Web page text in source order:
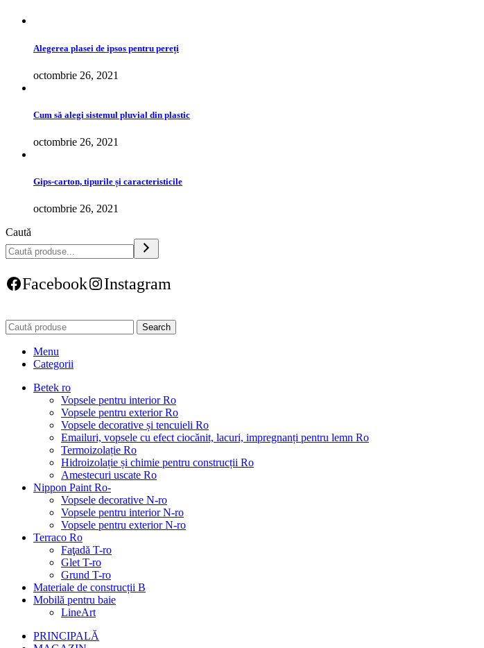
Alegerea plasei de ipsos pentru pereți
octombrie 26, 2021
Cum să alegi sistemul pluvial din plastic
octombrie 26, 2021
Gips-carton, tipurile și caracteristicile
octombrie 26, 2021
Caută
Facebook Instagram
Search
Menu
Categorii
Betek ro
Vopsele pentru interior Ro
Vopsele pentru exterior Ro
Vopsele decorative și tencuieli Ro
Emailuri, vopsele cu efect ciocănit, lacuri, impregnanți pentru lemn Ro
Termoizolație Ro
Hidroizolație și chimie pentru construcții Ro
Amestecuri uscate Ro
Nippon Paint Ro-
Vopsele decorative N-ro
Vopsele pentru interior N-ro
Vopsele pentru exterior N-ro
Terraco Ro
Faţadă T-ro
Glet T-ro
Grund T-ro
Materiale de construcții B
Mobilă pentru baie
LineArt
PRINCIPALĂ